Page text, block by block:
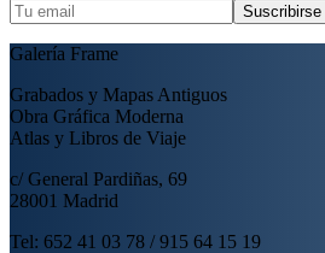
Suscribirse
Galería Frame
Grabados y Mapas Antiguos
Obra Gráfica Moderna
Atlas y Libros de Viaje
c/ General Pardiñas, 69
28001 Madrid
Tel: 652 41 03 78 / 915 64 15 19